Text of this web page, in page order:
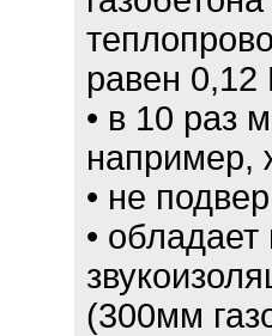
равен
• в 10 раз
например,
• не
•
(300мм